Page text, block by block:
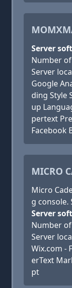
Server
Number
Server
Google
ding Style
up
pertext
Facebook
MICRO
Micro
g console.
Server
Number
Server
Wix.com -
erText
pt